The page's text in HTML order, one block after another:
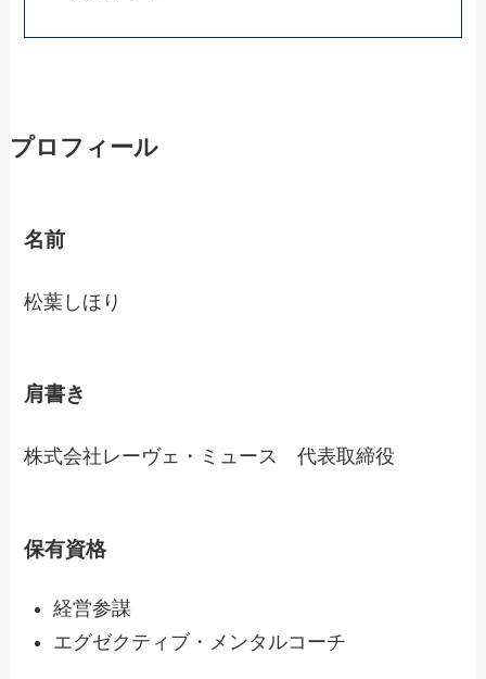
プロフィール
名前
松葉しほり
肩書き
株式会社レーヴェ・ミュース 代表取締役
保有資格
経営参謀
エグゼクティブ・メンタルコーチ